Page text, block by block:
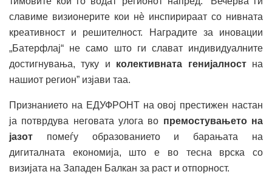
славиме визионерите кои нѐ инспирираат со нивната
креативност и решителност. Наградите за иновации
„Батерфлај“ не само што ги слават индивидуалните
достигнувања, туку и колективната генијалностна
нашиот регион” изјави таа.
Признанието на ЕДУФРОНТ на овој престижен настан
ја потврдува неговата улога во премостувањето на
јазот помеѓу образованието и барањата на
дигиталната економија, што е во тесна врска со
визијата на Западен Балкан за раст и отпорност.